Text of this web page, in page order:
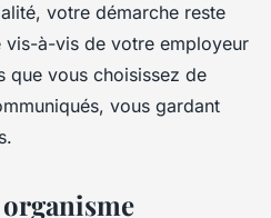
votre démarche reste
à-vis de votre employeur
que vous choisissez de
vous gardant